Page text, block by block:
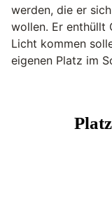
werden, die er
wollen. Er enthüllt
Licht kommen
eigenen Platz im